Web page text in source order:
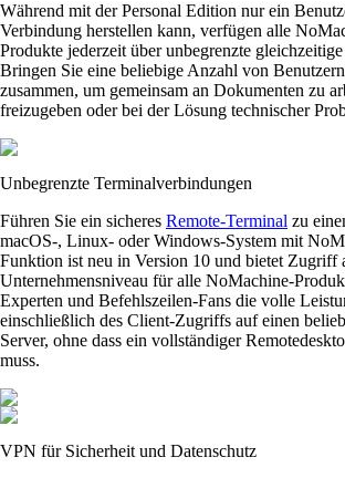
Während mit der Personal Edition nur ein
Verbindung herstellen kann, verfügen alle
Produkte jederzeit über unbegrenzte
Bringen Sie eine beliebige Anzahl von
zusammen, um gemeinsam an Dokumenten zu
freizugeben oder bei der Lösung technischer
Unbegrenzte Terminalverbindungen
Führen Sie ein sicheres Remote-Terminal zu
macOS-, Linux- oder Windows-System mit
Funktion ist neu in Version 10 und bietet Zugriff
Unternehmensniveau für alle NoMachine-
Experten und Befehlszeilen-Fans die volle
einschließlich des Client-Zugriffs auf einen
Server, ohne dass ein vollständiger
muss.
VPN für Sicherheit und Datenschutz